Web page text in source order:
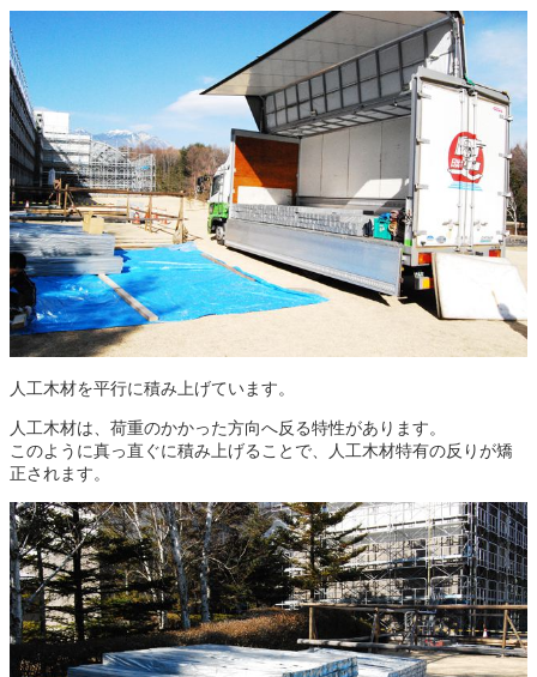
人工木材を平行に積み上げています。
人工木材は、荷重のかかった方向へ反る特性があります。
このように真っ直ぐに積み上げることで、人工木材特有の反りが矯
正されます。